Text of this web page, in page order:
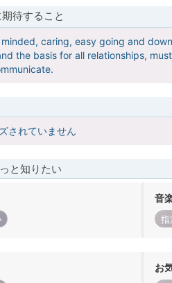
待すること
caring, easy going and
the basis for all relationships,
されていません
と知りたい
音
指
お